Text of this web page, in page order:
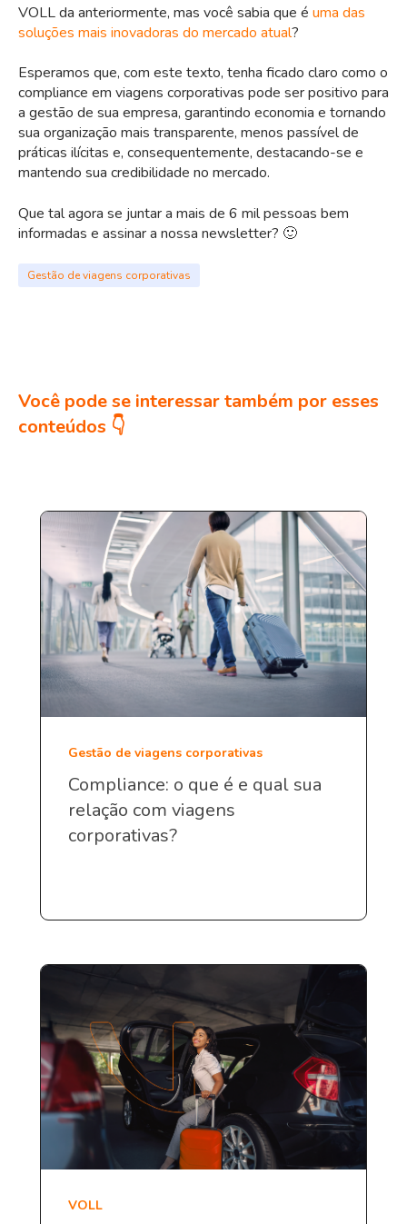
VOLL da anteriormente, mas você sabia que é uma das
soluções mais inovadoras do mercado atual?
Esperamos que, com este texto, tenha ficado claro como o
compliance em viagens corporativas pode ser positivo para
a gestão de sua empresa, garantindo economia e tornando
sua organização mais transparente, menos passível de
práticas ilícitas e, consequentemente, destacando-se e
mantendo sua credibilidade no mercado.
Que tal agora se juntar a mais de 6 mil pessoas bem
informadas e assinar a nossa newsletter? 🙂
Gestão de viagens corporativas
Você pode se interessar também por esses
conteúdos 👇
Gestão de viagens corporativas
Compliance: o que é e qual sua
relação com viagens
corporativas?
VOLL